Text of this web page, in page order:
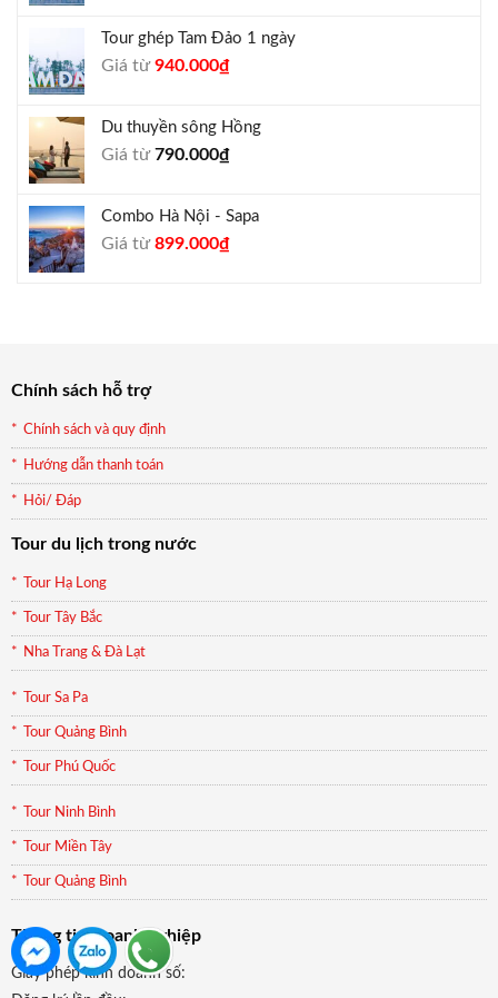
1.800.000₫. là:
Tour ghép Tam Đảo 1 ngày
Giá từGiá
1.000.000₫.
940.000₫Giá
là:
Du thuyền sông Hồng
Giá từ790.000₫
Combo Hà Nội - Sapa
Giá từGiá
899.000₫Giá
Chính sách hỗ trợ
Chính sách và quy định
Hướng dẫn thanh toán
Hỏi/ Đáp
Tour du lịch trong nước
Tour Hạ Long
Tour Tây Bắc
Nha Trang & Đà Lạt
Tour Sa Pa
Tour Quảng Bình
Tour Phú Quốc
Tour Ninh Bình
Tour Miền Tây
Tour Quảng Bình
Thông tin Doanh nghiệp
Giấy phép kinh doanh số: